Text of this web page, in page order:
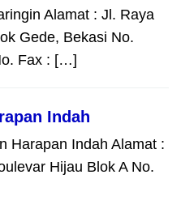
Alamat : Jl. Raya
Gede, Bekasi No.
Fax : […]
Indah
Harapan Indah Alamat :
Hijau Blok A No.